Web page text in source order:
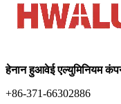
हेनान हुआवेई एल्युमिनियम
+86-371-66302886